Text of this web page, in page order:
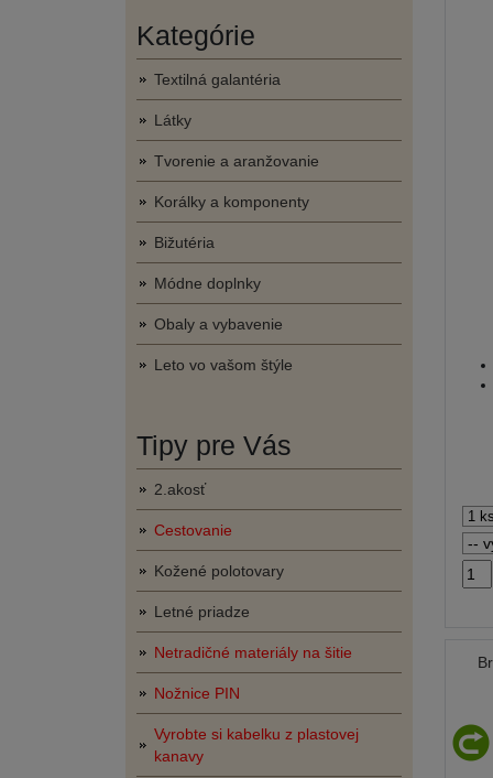
Kategórie
Textilná galantéria
Látky
Tvorenie a aranžovanie
Korálky a komponenty
Bižutéria
Módne doplnky
Obaly a vybavenie
Leto vo vašom štýle
Tipy pre Vás
2.akosť
Cestovanie
Kožené polotovary
Letné priadze
Netradičné materiály na šitie
Nožnice PIN
Vyrobte si kabelku z plastovej
kanavy